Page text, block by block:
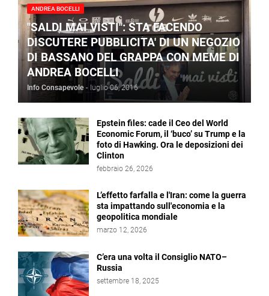
ANDREA BOCELLI
"SALDI MAI VISTI": STA FACENDO
DISCUTERE PUBBLICITA' DI UN NEGOZIO
DI BASSANO DEL GRAPPA CON MEME DI
ANDREA BOCELLI
Info Consapevole - luglio 06, 2016
Epstein files: cade il Ceo del World
Economic Forum, il ‘buco’ su Trump e la
foto di Hawking. Ora le deposizioni dei
Clinton
febbraio 26, 2026
L’effetto farfalla e l'Iran: come la guerra
sta impattando sull'economia e la
geopolitica mondiale
marzo 12, 2026
C’era una volta il Consiglio NATO–
Russia
settembre 18, 2025